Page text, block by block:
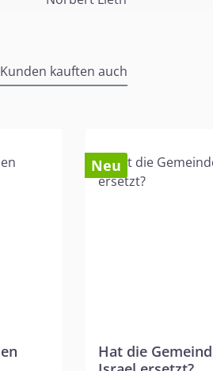
Kunden kauften auch
Neu
Hat die